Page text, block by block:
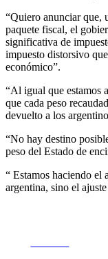
“Quiero anunciar que,
paquete fiscal, el
significativa de
impuesto distorsivo
económico”.
“Al igual que estamos
que cada peso
devuelto a los
“No hay destino
peso del Estado de
“ Estamos haciendo el
argentina, sino el